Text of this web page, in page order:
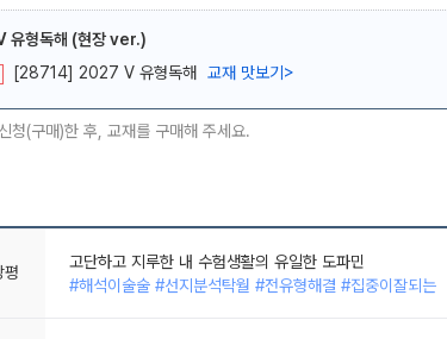
메가스터디
유형독해 (현장 ver.)
[28714] 2027 V 유형독해 교재 맛보기 >
청(구매)한 후, 교재를 구매해 주세요.
평
해석 못해도 답이 보인다
#단어가쏙쏙 #선지분석탁월 #문풀시간단축